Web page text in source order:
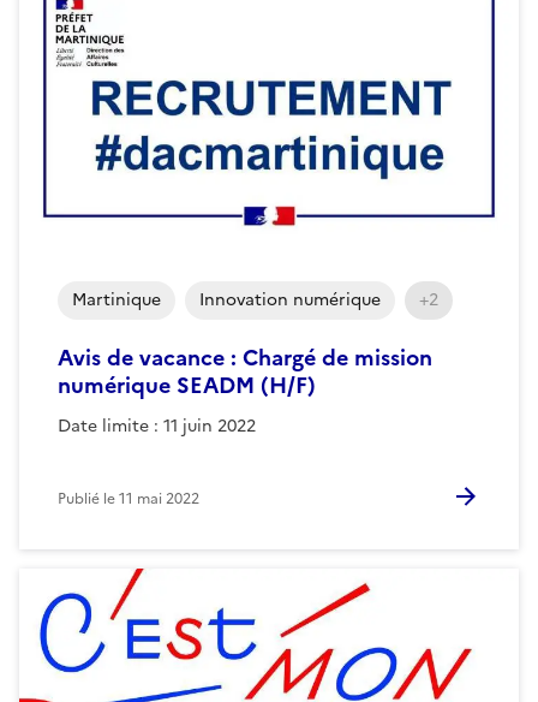
Avis de vacance : Chargé de mission
numérique SEADM (H/F)
Date limite : 11 juin 2022
Martinique Innovation numérique +2
Publié le11 mai 2022